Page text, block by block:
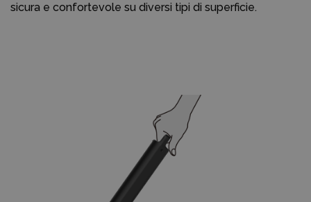
sicura e confortevole su diversi tipi di superficie.